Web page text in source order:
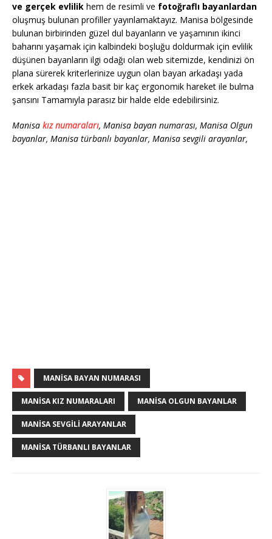
ve gerçek evlilik hem de resimli ve fotoğraflı bayanlardan
oluşmuş bulunan profiller yayınlamaktayız. Manisa bölgesinde
bulunan birbirinden güzel dul bayanların ve yaşamının ikinci
baharını yaşamak için kalbindeki boşluğu doldurmak için evlilik
düşünen bayanların ilgi odağı olan web sitemizde, kendinizi ön
plana sürerek kriterlerinize uygun olan bayan arkadaşı yada
erkek arkadaşı fazla basit bir kaç ergonomik hareket ile bulma
şansını Tamamıyla parasız bir halde elde edebilirsiniz.
Manisa kız numaraları, Manisa bayan numarası, Manisa Olgun
bayanlar, Manisa türbanlı bayanlar, Manisa sevgili arayanlar,
MANISA BAYAN NUMARASI
MANISA KIZ NUMARALARI MANISA OLGUN BAYANLAR
MANISA SEVGILI ARAYANLAR
MANISA TÜRBANLI BAYANLAR